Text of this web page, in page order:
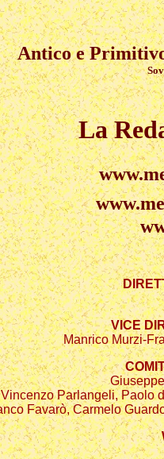
Antico e
La
VICE
Manrico Murzi-
Vincenzo Parlangeli, Paolo
Favarò, Carmelo